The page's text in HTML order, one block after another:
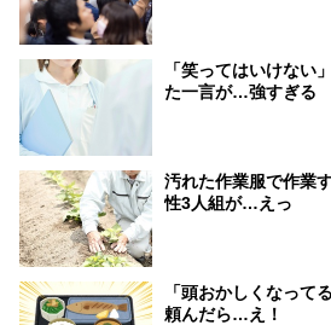
「笑ってはいけない
た一言が…強すぎる
汚れた作業服で作業
性3人組が…えっ
「頭おかしくなって
頼んだら…え！